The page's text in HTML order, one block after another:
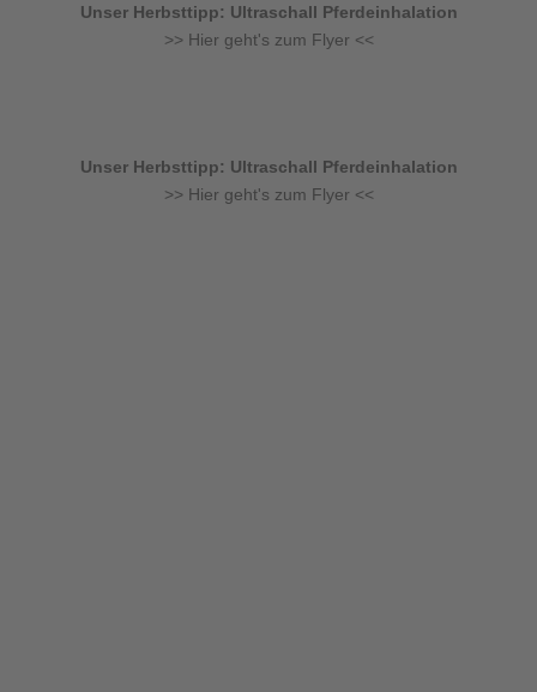
Unser Herbsttipp: Ultraschall Pferdeinhalation
>> Hier geht's zum Flyer <<
Unser Herbsttipp: Ultraschall Pferdeinhalation
>> Hier geht's zum Flyer <<